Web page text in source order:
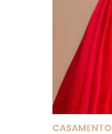
CASAMENTO